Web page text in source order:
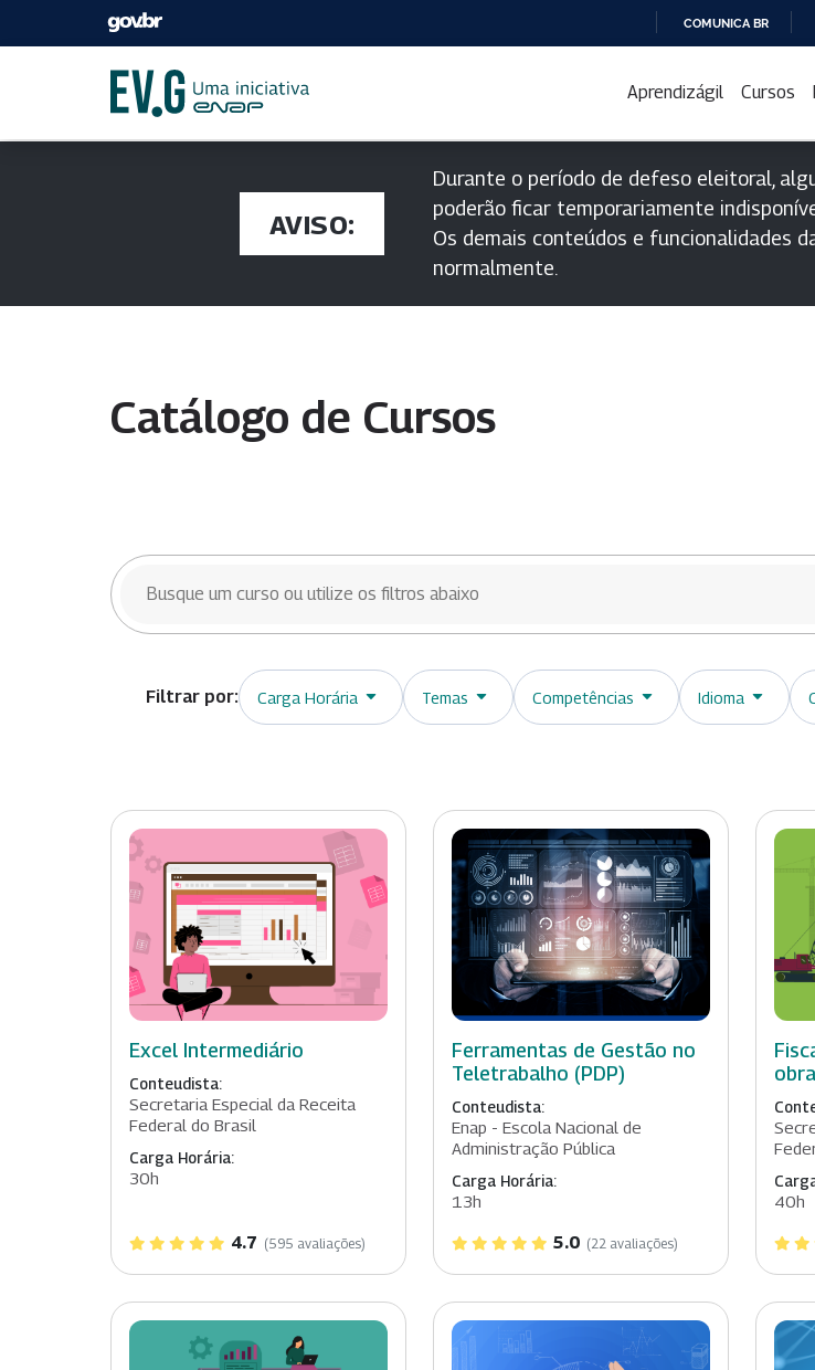
PARA
CONTEÚDO
COMUNICA BR
Aprendizágil Cursos
AVISO:
Durante o período de defeso eleitoral,
poderão ficar temporariamente
Os demais conteúdos e funcionalidades
normalmente.
Catálogo de Cursos
BUSCAR CURSOS
Carga Horária Temas Competências Idioma
Excel Intermediário
Conteudista:
Secretaria Especial da Receita
Federal do Brasil
Carga Horária:
30h
4.7 (595 avaliações)
Ferramentas de Gestão no
Teletrabalho (PDP)
Conteudista:
Enap - Escola Nacional de
Administração Pública
Carga Horária:
13h
5.0 (22 avaliações)
40h